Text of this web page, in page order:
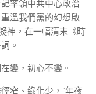
率領中共中心政治
溫我們黨的幻想啟
神，在一幅清末《時
。
變，初心不變。
窄、綠化少，“年夜